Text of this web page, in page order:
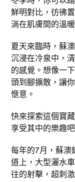
鮮明對比，彷彿
淌在肌膚間的溫
夏天來臨時，蘇
沉浸在冷泉中，
的感覺。想像一
頭到腳擴散，讓
愜意。
快來探索這個寶
享受其中的樂趣吧
每年的7月，蘇澳
道上，大型灑水
往的射擊，超刺激